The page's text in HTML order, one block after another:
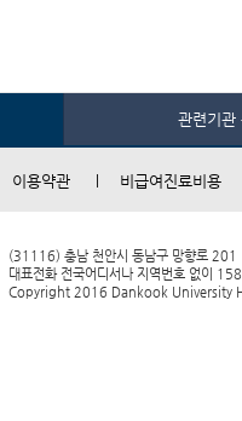
관련기관
이용약관 비급여진료비용
(31116) 충남 천안시 동남구 망향로 201
대표전화 전국어디서나 지역번호 없이
Copyright 2016 Dankook University